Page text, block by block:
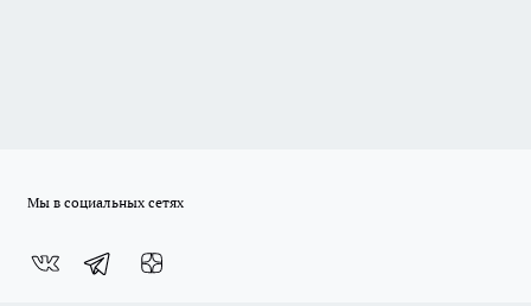
Мы в социальных сетях